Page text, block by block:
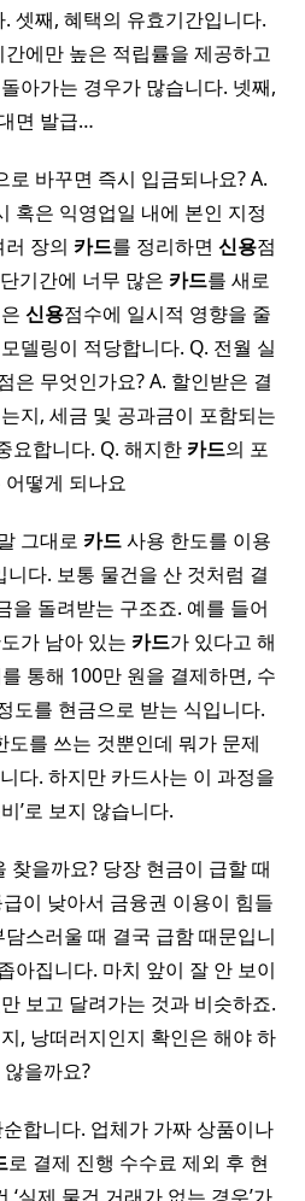
셋째, 혜택의 유효기간입니다.
에만 높은 적립률을 제공하고
아가는 경우가 많습니다. 넷째,
면 발급…
바꾸면 즉시 입금되나요? A.
혹은 익영업일 내에 본인 지정
장의 카드를 정리하면 신용점
기간에 너무 많은 카드를 새로
신용점수에 일시적 영향을 줄
델링이 적당합니다. Q. 전월 실
은 무엇인가요? A. 할인받은 결
지, 세금 및 공과금이 포함되는
요합니다. Q. 해지한 카드의 포
어떻게 되나요
그대로 카드사용 한도를 이용
다. 보통 물건을 산 것처럼 결
을 돌려받는 구조죠. 예를 들어
가 남아 있는 카드가 있다고 해
통해 100만 원을 결제하면, 수
도를 현금으로 받는 식입니다.
도를 쓰는 것뿐인데 뭐가 문제
다. 하지만 카드사는 이 과정을
’로 보지 않습니다.
찾을까요? 당장 현금이 급할 때
이 낮아서 금융권 이용이 힘들
스러울 때 결국 급함 때문입니
아집니다. 마치 앞이 잘 안 보이
보고 달려가는 것과 비슷하죠.
, 낭떠러지인지 확인은 해야 하
않을까요?
합니다. 업체가 가짜 상품이나
로 결제 진행 수수료 제외 후 현